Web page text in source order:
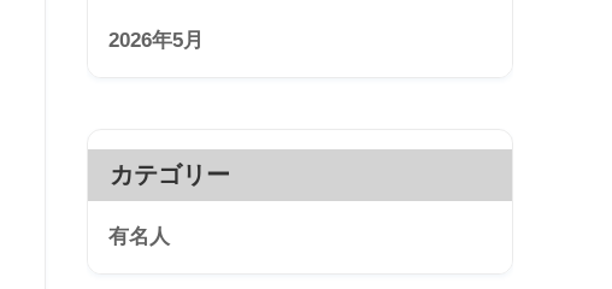
2026年5月
カテゴリー
有名人